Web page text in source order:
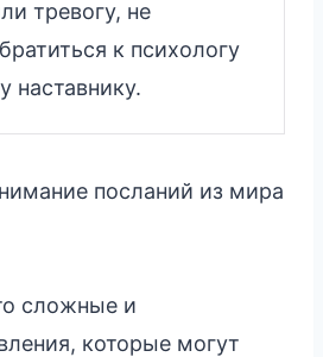
тревогу, не
к психологу
наставнику.
посланий из мира
сложные и
которые могут